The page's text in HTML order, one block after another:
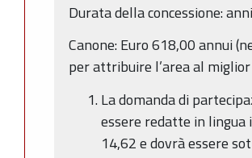
Durata della concessione:
Canone: Euro 618,00 annui
per attribuire l’area al
La domanda di
essere redatte in lingua
14,62 e dovrà essere